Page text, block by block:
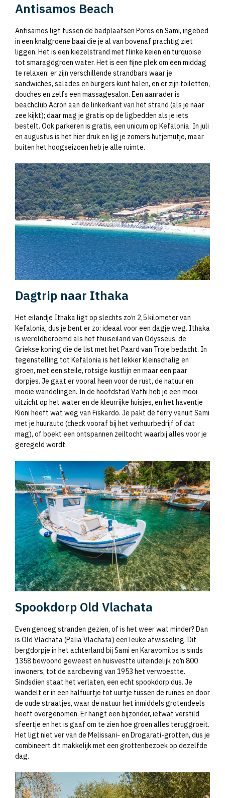
Antisamos Beach
Antisamos ligt tussen de badplaatsen Poros en Sami, ingebed
in een knalgroene baai die je al van bovenaf prachtig ziet
liggen. Het is een kiezelstrand met flinke keien en turquoise
tot smaragdgroen water. Het is een fijne plek om een middag
te relaxen: er zijn verschillende strandbars waar je
sandwiches, salades en burgers kunt halen, en er zijn toiletten,
douches en zelfs een massagesalon. Een aanrader is
beachclub Acron aan de linkerkant van het strand (als je naar
zee kijkt); daar mag je gratis op de ligbedden als je iets
bestelt. Ook parkeren is gratis, een unicum op Kefalonia. In juli
en augustus is het hier druk en lig je zomers hutjemutje, maar
buiten het hoogseizoen heb je alle ruimte.
Dagtrip naar Ithaka
Het eilandje Ithaka ligt op slechts zo’n 2,5 kilometer van
Kefalonia, dus je bent er zo: ideaal voor een dagje weg. Ithaka
is wereldberoemd als het thuiseiland van Odysseus, de
Griekse koning die de list met het Paard van Troje bedacht. In
tegenstelling tot Kefalonia is het lekker kleinschalig en
groen, met een steile, rotsige kustlijn en maar een paar
dorpjes. Je gaat er vooral heen voor de rust, de natuur en
mooie wandelingen. In de hoofdstad Vathi heb je een mooi
uitzicht op het water en de kleurrijke huisjes, en het haventje
Kioni heeft wat weg van Fiskardo. Je pakt de ferry vanuit Sami
met je huurauto (check vooraf bij het verhuurbedrijf of dat
mag), of boekt een ontspannen zeiltocht waarbij alles voor je
geregeld wordt.
Spookdorp Old Vlachata
Even genoeg stranden gezien, of is het weer wat minder? Dan
is Old Vlachata (Palia Vlachata) een leuke afwisseling. Dit
bergdorpje in het achterland bij Sami en Karavomilos is sinds
1358 bewoond geweest en huisvestte uiteindelijk zo’n 800
inwoners, tot de aardbeving van 1953 het verwoestte.
Sindsdien staat het verlaten, een echt spookdorp dus. Je
wandelt er in een halfuurtje tot uurtje tussen de ruïnes en door
de oude straatjes, waar de natuur het inmiddels grotendeels
heeft overgenomen. Er hangt een bijzonder, ietwat verstild
sfeertje en het is gaaf om te zien hoe groen alles teruggroeit.
Het ligt niet ver van de Melissani- en Drogarati-grotten, dus je
combineert dit makkelijk met een grottenbezoek op dezelfde
dag.